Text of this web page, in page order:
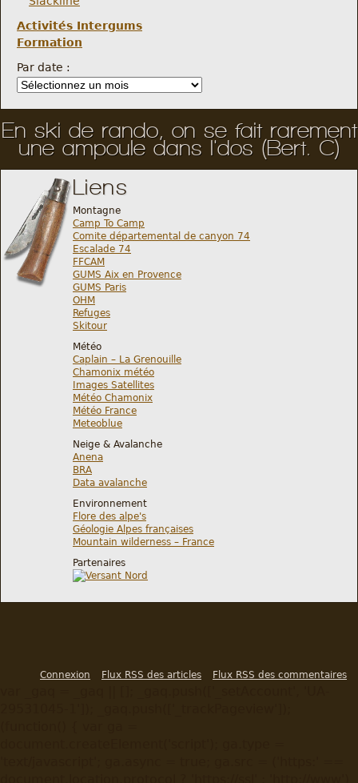
Activités Intergums
Formation
Par date :
En ski de rando, on se fait rarement
une ampoule dans l'dos (Bert. C)
Liens
Montagne
Camp To Camp
Comite départemental de canyon 74
Escalade 74
FFCAM
GUMS Aix en Provence
GUMS Paris
OHM
Refuges
Skitour
Météo
Caplain – La Grenouille
Chamonix météo
Images Satellites
Météo Chamonix
Météo France
Meteoblue
Neige & Avalanche
Anena
BRA
Data avalanche
Environnement
Flore des alpe's
Géologie Alpes françaises
Mountain wilderness – France
Partenaires
Connexion Flux RSS des articles Flux RSS des commentaires